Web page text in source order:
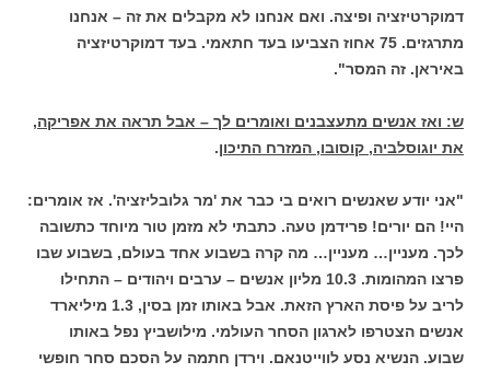
דמוקרטיזציה ופיצה. ואם אנחנו לא מקבלים את זה – אנחנו
מתרגזים. 75 אחוז הצביעו בעד חתאמי. בעד דמוקרטיזציה
באיראן. זה המסר".
ש: ואז אנשים מתעצבנים ואומרים לך – אבל תראה את אפריקה,
את יוגוסלביה, קוסובו, המזרח התיכון.
"אני יודע שאנשים רואים בי כבר את 'מר גלובליזציה'. אז אומרים:
היי! הם יורים! פרידמן טעה. כתבתי לא מזמן טור מיוחד כתשובה
לכך. מעניין… מעניין… מה קרה בשבוע אחד בעולם, בשבוע שבו
פרצו המהומות. 10.3 מליון אנשים – ערבים ויהודים – התחילו
לריב על פיסת הארץ הזאת. אבל באותו זמן בסין, 1.3 מיליארד
אנשים הצטרפו לארגון הסחר העולמי. מילושביץ נפל באותו
שבוע. הנשיא נסע לווייטנאם. וירדן חתמה על הסכם סחר חופשי